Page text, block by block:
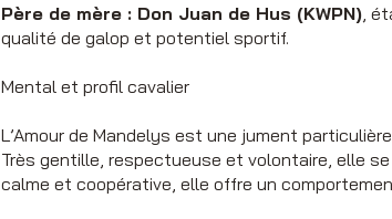
Père de mère : Don Juan de Hus (KWPN) ,
qualité de galop et potentiel sportif.
Mental et profil cavalier
L’Amour de Mandelys est une jument
Très gentille, respectueuse et volontaire, elle
calme et coopérative, elle offre un